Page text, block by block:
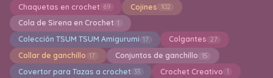
Chaquetas en crochet 69 Cojines 102
Cola de Sirena en Crochet 1
Colección TSUM TSUM Amigurumi 17 Colgantes 27
Collar de ganchillo 17 Conjuntos de ganchillo 15
Covertor para Tazas a crochet 33 Crochet Creativo 1